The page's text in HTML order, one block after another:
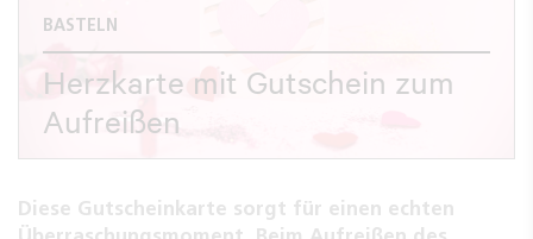
BASTELN
Herzkarte mit Gutschein zum
Aufreißen
Diese Gutscheinkarte sorgt für einen echten